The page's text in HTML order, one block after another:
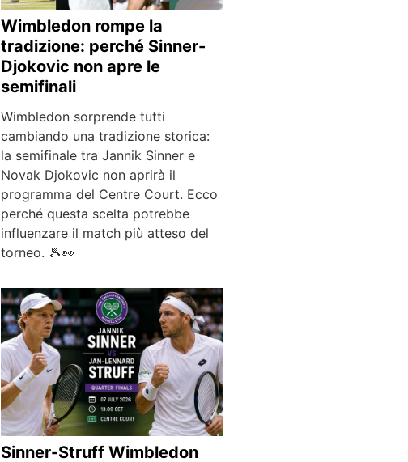
Wimbledon rompe la
tradizione: perché Sinner-
Djokovic non apre le
semifinali
Wimbledon sorprende tutti
cambiando una tradizione storica:
la semifinale tra Jannik Sinner e
Novak Djokovic non aprirà il
programma del Centre Court. Ecco
perché questa scelta potrebbe
influenzare il match più atteso del
torneo. 🎾👀
Sinner-Struff Wimbledon